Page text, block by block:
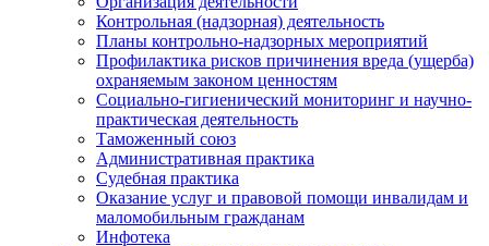
Контрольная (надзорная) деятельность
Планы контрольно-надзорных мероприятий
Профилактика рисков причинения вреда (ущерба)
охраняемым законом ценностям
Социально-гигиенический мониторинг и научно-
практическая деятельность
Таможенный союз
Административная практика
Судебная практика
Оказание услуг и правовой помощи инвалидам и
маломобильным гражданам
Инфотека